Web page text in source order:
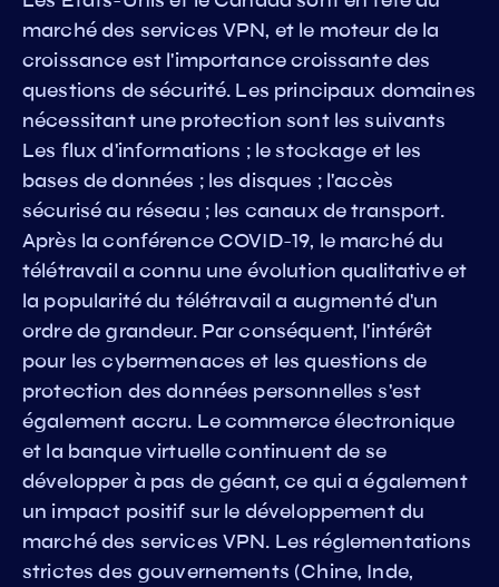
marché des services VPN, et le moteur de la
croissance est l'importance croissante des
questions de sécurité. Les principaux domaines
nécessitant une protection sont les suivants
Les flux d'informations ; le stockage et les
bases de données ; les disques ; l'accès
sécurisé au réseau ; les canaux de transport.
Après la conférence COVID-19, le marché du
télétravail a connu une évolution qualitative et
la popularité du télétravail a augmenté d'un
ordre de grandeur. Par conséquent, l'intérêt
pour les cybermenaces et les questions de
protection des données personnelles s'est
également accru. Le commerce électronique
et la banque virtuelle continuent de se
développer à pas de géant, ce qui a également
un impact positif sur le développement du
marché des services VPN. Les réglementations
strictes des gouvernements (Chine, Inde,